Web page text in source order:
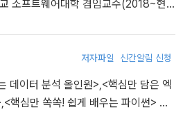
소프트웨어대학 겸임교수(2018~현
저자파일 신간알림 신청
데이터 분석 올인원> <핵심만 담은 엑
<핵심만 쏙쏙! 쉽게 배우는 파이썬> …